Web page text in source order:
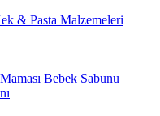
& Pasta Malzemeleri
Bebek Sabunu